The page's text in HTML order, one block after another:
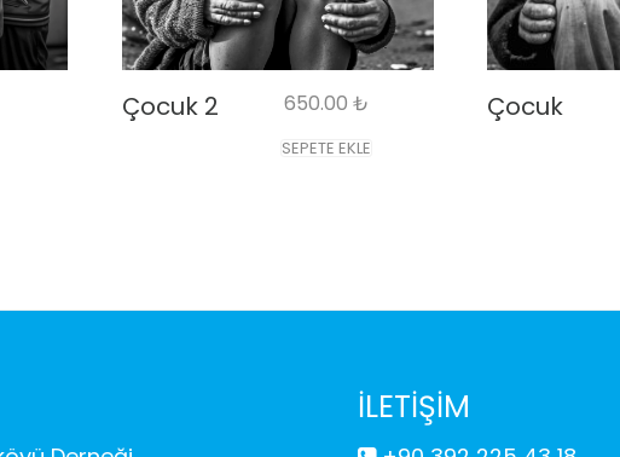
Çocuk 2 650.00 ₺
SEPETE EKLE
Çocuk
İLETİŞİM